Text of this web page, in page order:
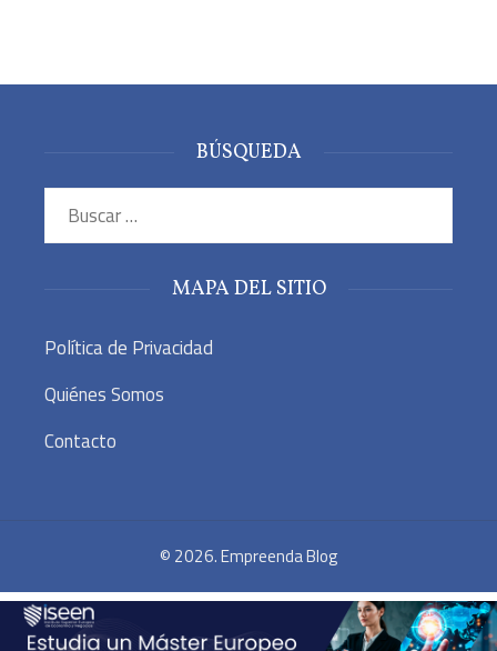
BÚSQUEDA
MAPA DEL SITIO
Política de Privacidad
Quiénes Somos
Contacto
© 2026. Empreenda Blog